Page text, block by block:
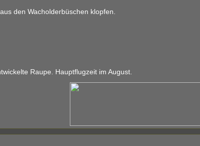
den Wacholderbüschen klopfen.
Raupe. Hauptflugzeit im August.